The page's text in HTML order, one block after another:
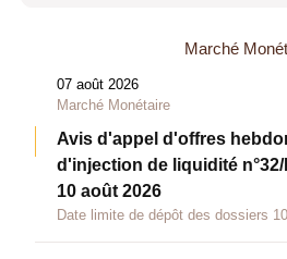
Marché
07 août 2026
Marché Monétaire
Avis d'appel d'offres
d'injection de liquidité n°32/
10 août 2026
Date limite de dépôt des dossiers